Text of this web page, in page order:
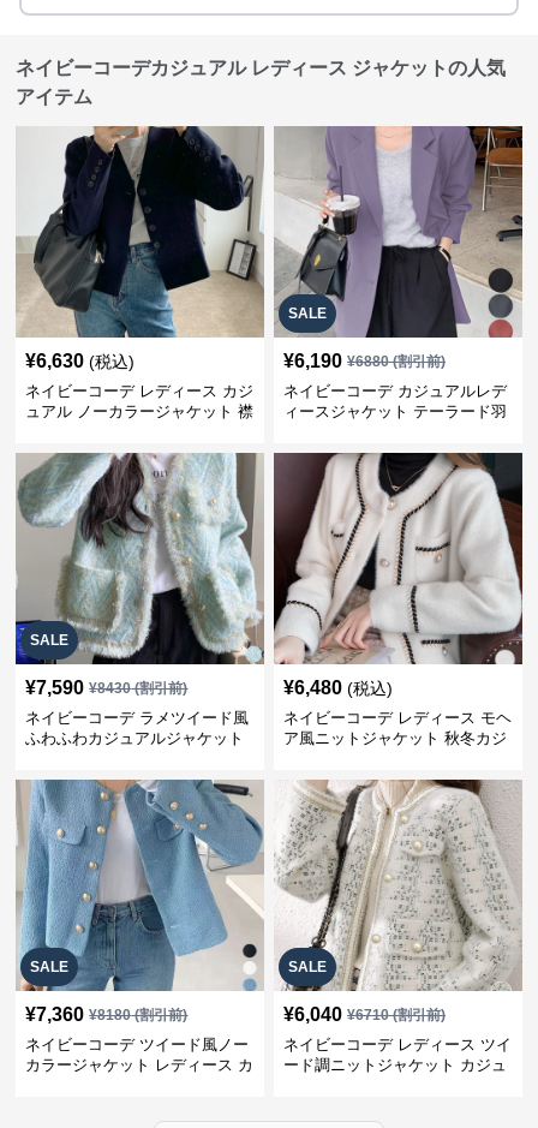
ネイビーコーデカジュアル レディース ジャケットの人気
アイテム
¥6,630 (税込)
ネイビーコーデ レディース カジ
ュアル ノーカラージャケット 襟
SALE
¥6,190 ¥6880(割引前)
ネイビーコーデ カジュアルレデ
ィースジャケット テーラード羽
SALE
¥7,590 ¥8430(割引前)
ネイビーコーデ ラメツイード風
ふわふわカジュアルジャケット
¥6,480 (税込)
ネイビーコーデ レディース モヘ
ア風ニットジャケット 秋冬カジ
SALE
¥7,360 ¥8180(割引前)
ネイビーコーデ ツイード風ノー
カラージャケット レディース カ
SALE
¥6,040 ¥6710(割引前)
ネイビーコーデ レディース ツイ
ード調ニットジャケット カジュ